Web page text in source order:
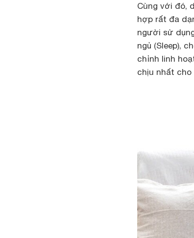
Cùng với đó,
hợp rất đa
người sử
ngủ (Sleep),
chỉnh linh
chịu nhất cho